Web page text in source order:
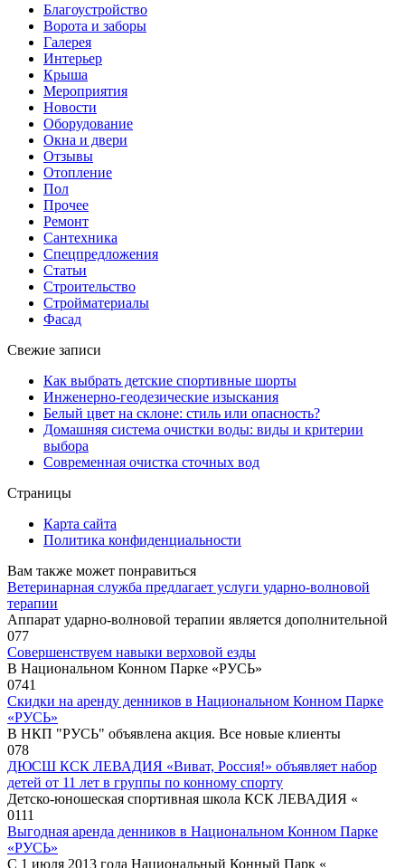
Благоустройство
Ворота и заборы
Галерея
Интерьер
Крыша
Мероприятия
Новости
Оборудование
Окна и двери
Отзывы
Отопление
Пол
Прочее
Ремонт
Сантехника
Спецпредложения
Статьи
Строительство
Стройматериалы
Фасад
Свежие записи
Как выбрать детские спортивные шорты
Инженерно-геодезические изыскания
Белый цвет на склоне: стиль или опасность?
Домашняя система очистки воды: виды и критерии
выбора
Современная очистка сточных вод
Страницы
Карта сайта
Политика конфиденциальности
Вам также может понравиться
Ветеринарная служба предлагает услуги ударно-волновой
терапии
Аппарат ударно-волновой терапии является дополнительной
077
Совершенствуем навыки верховой езды
В Национальном Конном Парке «РУСЬ»
0741
Скидки на аренду денников в Национальном Конном Парке
«РУСЬ»
В НКП "РУСЬ" объявлена акция. Все новые клиенты
078
ДЮСШ КСК ЛЕВАДИЯ «Виват, Россия!» объявляет набор
детей от 11 лет в группы по конному спорту
Детско-юношеская спортивная школа КСК ЛЕВАДИЯ «
0111
Выгодная аренда денников в Национальном Конном Парке
«РУСЬ»
С 1 июля 2013 года Национальный Конный Парк «